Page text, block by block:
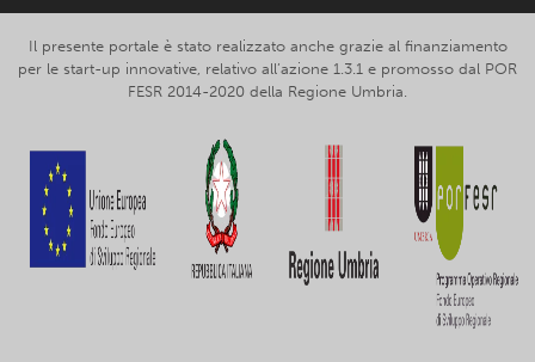
Il presente portale è stato realizzato anche grazie al finanziamento
per le start-up innovative, relativo all’azione 1.3.1 e promosso dal POR
FESR 2014-2020 della Regione Umbria.